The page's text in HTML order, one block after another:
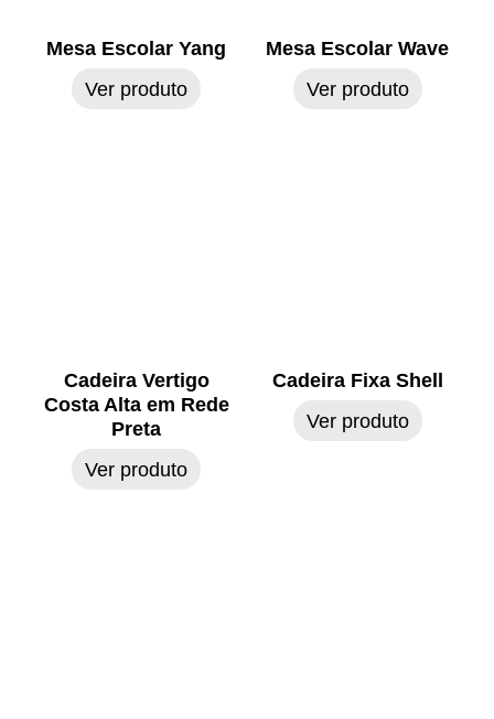
Mesa Escolar Yang
Ver produto
Mesa Escolar Wave
Ver produto
Cadeira Vertigo
Costa Alta em Rede
Preta
Ver produto
Cadeira Fixa Shell
Ver produto